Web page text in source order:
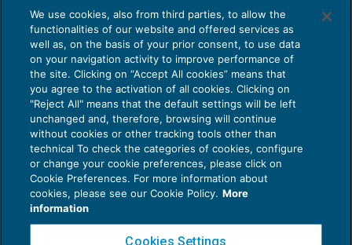
Nel modello Redditi la rideterminazione
2020 di terreni e partecipazioni
DICHIARAZIONI11/05/2021
diFabio Garrini
Privacy Policy
Cookie Policy
We use cookies, also from third parties, to allow the
functionalities of our website and offered services as
well as, on the basis of your prior consent, to use data
on your navigation activity to improve performance of
the site. Clicking on “Accept All cookies” means that
you agree to the activation of all cookies. Clicking on
"Reject All" means that the default settings will be left
unchanged and, therefore, browsing will continue
without cookies or other tracking tools other than
technical To check the categories of cookies, configure
or change your cookie preferences, please click on
Cookie Preferences. For more information about
cookies, please see our Cookie Policy. More
information
Cookies Settings